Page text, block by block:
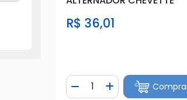
R$ 36,01
Diminuir Quantidade
Quantidade
Adicionar